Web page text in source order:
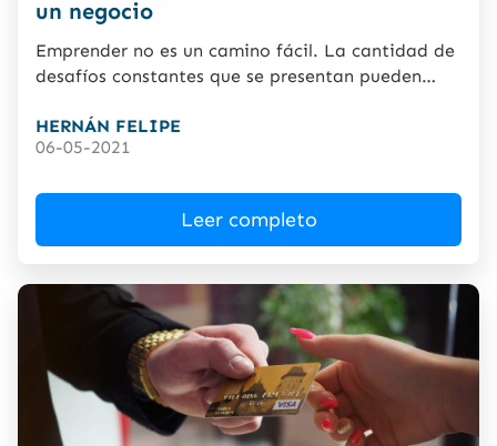
un negocio
Emprender no es un camino fácil. La cantidad de
desafíos constantes que se presentan pueden
HERNÁN FELIPE
06-05-2021
Leer completo